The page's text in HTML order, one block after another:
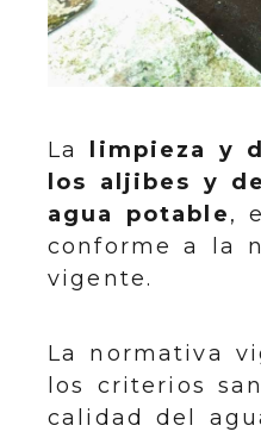
La
limpieza y
los aljibes y
agua potable,
conforme a la
vigente.
La normativa
los criterios
calidad del